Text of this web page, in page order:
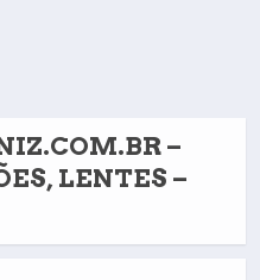
–
LENTES –